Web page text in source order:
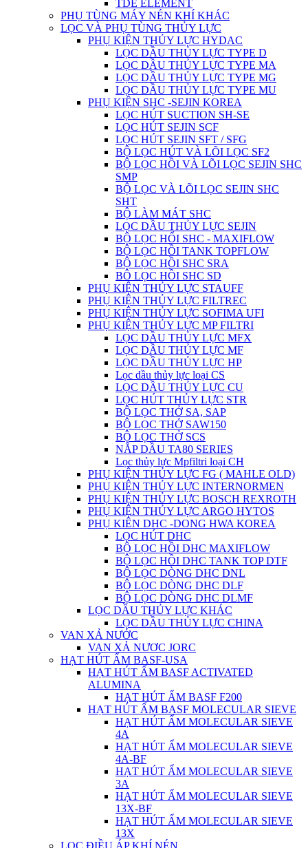
TDE ELEMENT
PHỤ TÙNG MÁY NÉN KHÍ KHÁC
LỌC VÀ PHỤ TÙNG THỦY LỰC
PHỤ KIỆN THỦY LỰC HYDAC
LỌC DẦU THỦY LỰC TYPE D
LỌC DẦU THỦY LỰC TYPE MA
LỌC DẦU THỦY LỰC TYPE MG
LỌC DẦU THỦY LỰC TYPE MU
PHỤ KIỆN SHC -SEJIN KOREA
LỌC HÚT SUCTION SH-SE
LỌC HÚT SEJIN SCF
LỌC HÚT SEJIN SFT / SFG
BỘ LỌC HÚT VÀ LÕI LỌC SF2
BỘ LỌC HỒI VÀ LÕI LỌC SEJIN SHC
SMP
BỘ LỌC VÀ LÕI LỌC SEJIN SHC
SHT
BỘ LÀM MÁT SHC
LỌC DẦU THỦY LỰC SEJIN
BỘ LỌC HỔI SHC - MAXIFLOW
BỘ LỌC HỒI TANK TOPFLOW
BỘ LỌC HỒI SHC SRA
BÔ LỌC HỒI SHC SD
PHỤ KIỆN THỦY LỰC STAUFF
PHỤ KIỆN THỦY LỰC FILTREC
PHỤ KIỆN THỦY LỰC SOFIMA UFI
PHỤ KIỆN THỦY LỰC MP FILTRI
LỌC DẦU THỦY LỰC MFX
LỌC DẦU THỦY LỰC MF
LỌC DẦU THỦY LỰC HP
Lọc dầu thủy lực loại CS
LỌC DẦU THỦY LỰC CU
LỌC HÚT THỦY LỰC STR
BỘ LỌC THỞ SA, SAP
BỘ LỌC THỞ SAW150
BỘ LỌC THỞ SCS
NẮP DẦU TA80 SERIES
Lọc thủy lực Mpfiltri loại CH
PHỤ KIỆN THỦY LỰC FG ( MAHLE OLD)
PHỤ KIỆN THỦY LỰC INTERNORMEN
PHỤ KIỆN THỦY LỰC BOSCH REXROTH
PHỤ KIỆN THỦY LỰC ARGO HYTOS
PHỤ KIÊN DHC -DONG HWA KOREA
LỌC HÚT DHC
BỘ LỌC HỒI DHC MAXIFLOW
BỘ LỌC HỒI DHC TANK TOP DTF
BỘ LỌC DÒNG DHC DNL
BỘ LỌC DÒNG DHC DLF
BỘ LỌC DÒNG DHC DLMF
LỌC DẦU THỦY LỰC KHÁC
LỌC DẦU THỦY LỰC CHINA
VAN XẢ NƯỚC
VAN XẢ NƯƠC JORC
HẠT HÚT ẨM BASF-USA
HẠT HÚT ẨM BASF ACTIVATED
ALUMINA
HẠT HÚT ẨM BASF F200
HẠT HÚT ẨM BASF MOLECULAR SIEVE
HẠT HÚT ẨM MOLECULAR SIEVE
4A
HẠT HÚT ẨM MOLECULAR SIEVE
4A-BF
HẠT HÚT ẨM MOLECULAR SIEVE
3A
HẠT HÚT ẨM MOLECULAR SIEVE
13X-BF
HẠT HÚT ẨM MOLECULAR SIEVE
13X
LỌC ĐIỀU ÁP KHÍ NÉN